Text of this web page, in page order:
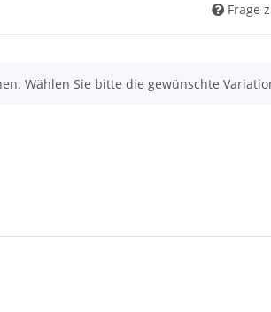
Frage
Wählen Sie bitte die gewünschte